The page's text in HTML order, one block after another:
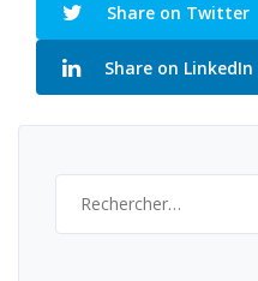
Share on Twitter
Share on LinkedIn